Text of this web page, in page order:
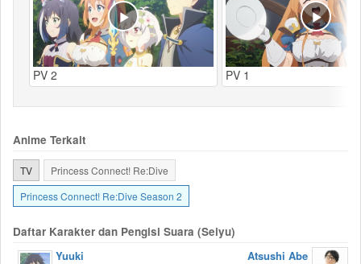
PV 2 PV 1
Anime Terkait
TV
Princess Connect! Re:Dive
Princess Connect! Re:Dive Season 2
Daftar Karakter dan Pengisi Suara (Seiyu)
Yuuki
Atsushi Abe